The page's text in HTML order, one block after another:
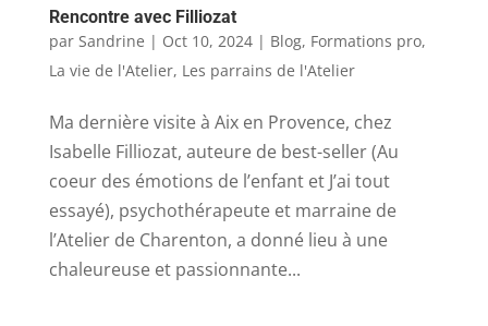
Rencontre avec Filliozat
par Sandrine | Oct 10, 2024| Blog, Formations pro,
La vie de l'Atelier, Les parrains de l'Atelier
Ma dernière visite à Aix en Provence, chez
Isabelle Filliozat, auteure de best-seller (Au
coeur des émotions de l’enfant et J’ai tout
essayé), psychothérapeute et marraine de
l’Atelier de Charenton, a donné lieu à une
chaleureuse et passionnante...